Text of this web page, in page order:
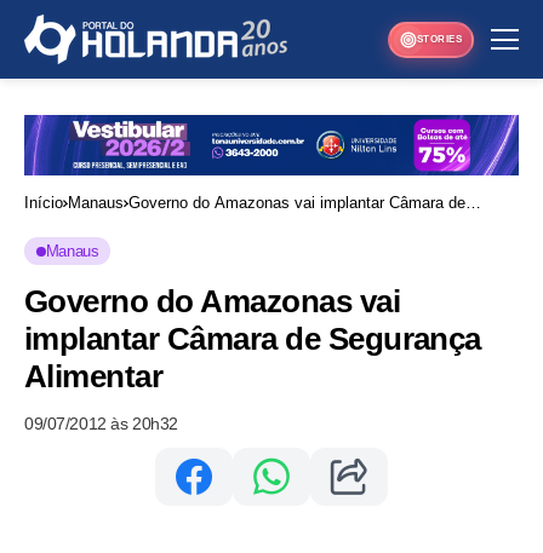
STORIES
Início Manaus Governo do Amazonas vai implantar Câmara de
Manaus
Governo do Amazonas vai
implantar Câmara de Segurança
Alimentar
09/07/2012 às 20h32